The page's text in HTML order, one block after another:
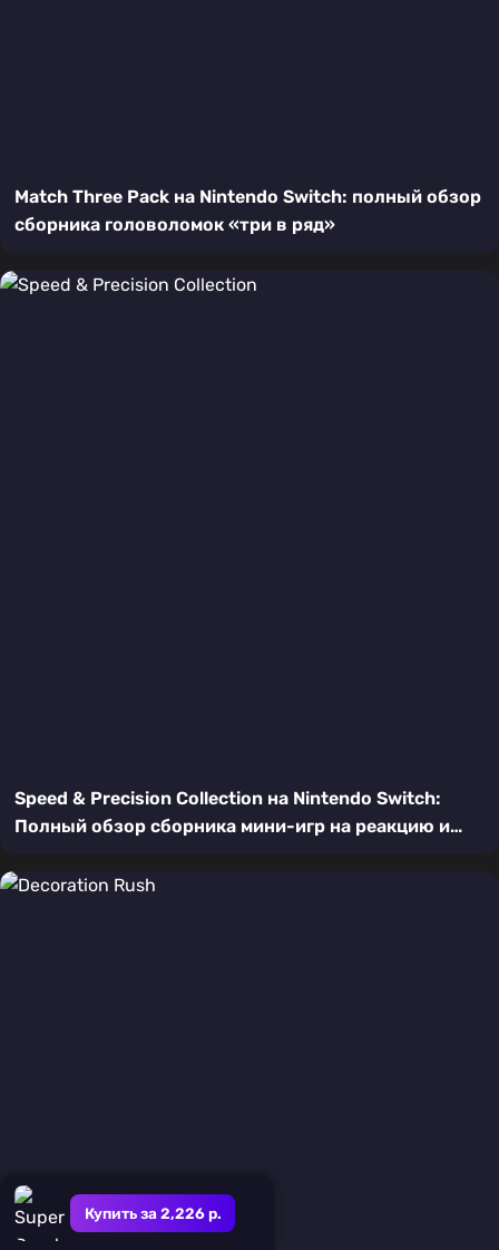
Купить за 2,226 р.
Match Three Pack на Nintendo Switch: полный обзор
сборника головоломок «три в ряд»
Speed & Precision Collection на Nintendo Switch:
Полный обзор сборника мини-игр на реакцию и